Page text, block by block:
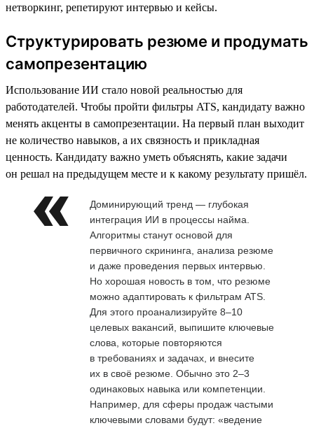
нетворкинг, репетируют интервью и кейсы.
Структурировать резюме и продумать
самопрезентацию
Использование ИИ стало новой реальностью для
работодателей. Чтобы пройти фильтры ATS, кандидату важно
менять акценты в самопрезентации. На первый план выходит
не количество навыков, а их связность и прикладная
ценность. Кандидату важно уметь объяснять, какие задачи
он решал на предыдущем месте и к какому результату пришёл.
Доминирующий тренд — глубокая
интеграция ИИ в процессы найма.
Алгоритмы станут основой для
первичного скрининга, анализа резюме
и даже проведения первых интервью.
Но хорошая новость в том, что резюме
можно адаптировать к фильтрам ATS.
Для этого проанализируйте 8–10
целевых вакансий, выпишите ключевые
слова, которые повторяются
в требованиях и задачах, и внесите
их в своё резюме. Обычно это 2–3
одинаковых навыка или компетенции.
Например, для сферы продаж частыми
ключевыми словами будут: «ведение